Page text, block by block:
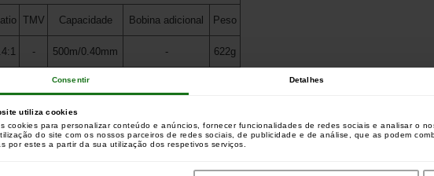
Consentir Detalhes
utiliza cookies
cookies para personalizar conteúdo e anúncios, fornecer funcionalidades de redes sociais e analisar o
do site com os nossos parceiros de redes sociais, de publicidade e de análise, que as podem
por estes a partir da sua utilização dos respetivos serviços.
TMV Capacidade Bobina adicional Peso
- 500m/0.40mm - 622g